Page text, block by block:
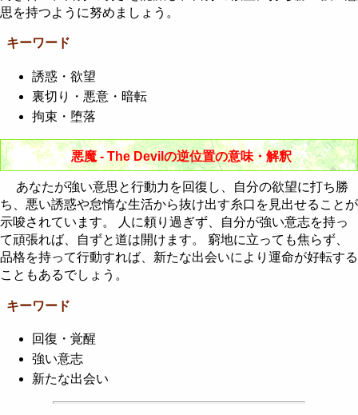
思を持つように努めましょう。
キーワード
誘惑・欲望
裏切り・悪意・暗転
拘束・堕落
悪魔 - The Devilの逆位置の意味・解釈
あなたが強い意思と行動力を回復し、自分の欲望に打ち勝
ち、悪い誘惑や怠惰な生活から抜け出す糸口を見出せることが
示唆されています。 人に頼り過ぎず、自分が強い意志を持っ
て頑張れば、自ずと道は開けます。 窮地に立っても焦らず、
品格を持って行動すれば、新たな出会いにより運命が好転する
こともあるでしょう。
キーワード
回復・覚醒
強い意志
新たな出会い